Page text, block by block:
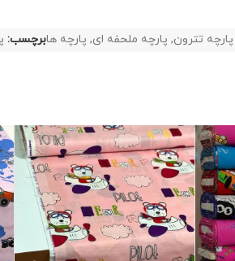
پارچه تترون, پارچه ملحفه ای, پارچه هابرچسب: